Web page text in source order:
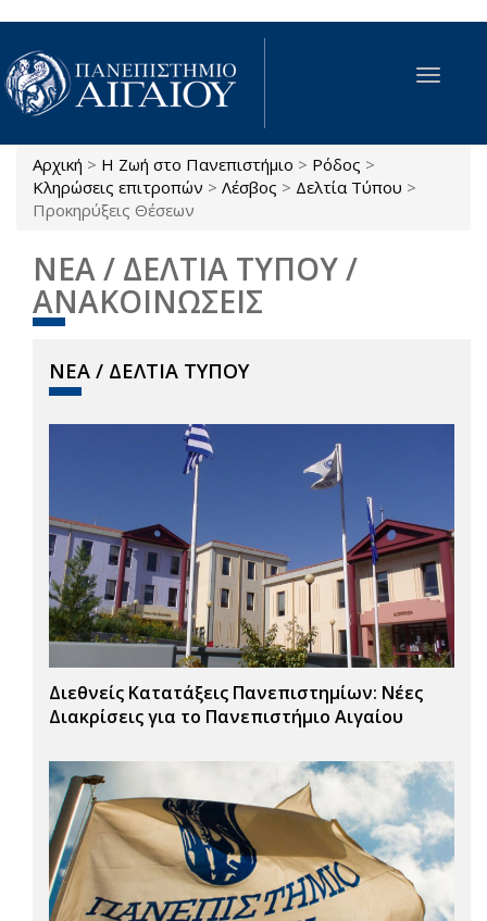
Παράκαμψη προς το κυρίως περιεχόμενο
Toggle
Είστε εδώ
Αρχική > Η Ζωή στο Πανεπιστήμιο > Ρόδος >
Κληρώσεις επιτροπών > Λέσβος > Δελτία Τύπου >
Προκηρύξεις Θέσεων
ΝΕΑ / ΔΕΛΤΙΑ ΤΥΠΟΥ /
ΑΝΑΚΟΙΝΩΣΕΙΣ
ΝΕΑ / ΔΕΛΤΙΑ ΤΥΠΟΥ
Διεθνείς Κατατάξεις Πανεπιστημίων: Νέες
Διακρίσεις για το Πανεπιστήμιο Αιγαίου